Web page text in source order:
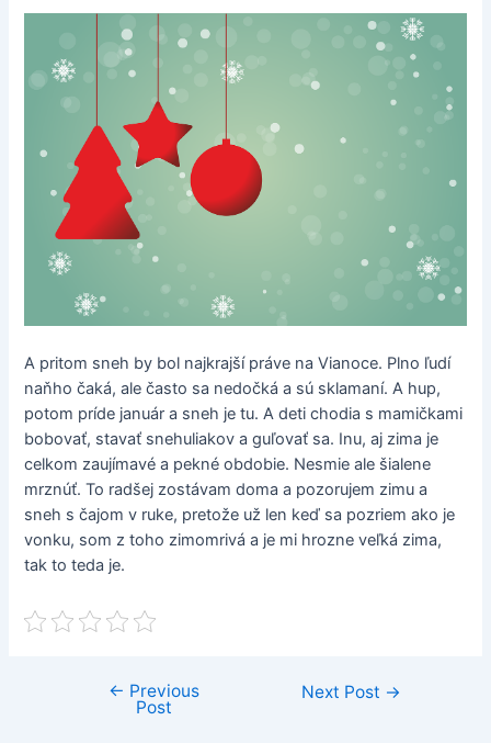
A pritom sneh by bol najkrajší práve na Vianoce. Plno ľudí
naňho čaká, ale často sa nedočká a sú sklamaní. A hup,
potom príde január a sneh je tu. A deti chodia s mamičkami
bobovať, stavať snehuliakov a guľovať sa. Inu, aj zima je
celkom zaujímavé a pekné obdobie. Nesmie ale šialene
mrznúť. To radšej zostávam doma a pozorujem zimu a
sneh s čajom v ruke, pretože už len keď sa pozriem ako je
vonku, som z toho zimomrivá a je mi hrozne veľká zima,
tak to teda je.
navigation
← Previous
Post
Next Post →